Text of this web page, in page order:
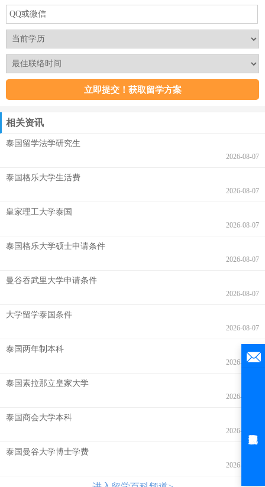
相关资讯
泰国留学法学研究生
2026-08-07
泰国格乐大学生活费
2026-08-07
皇家理工大学泰国
2026-08-07
泰国格乐大学硕士申请条件
2026-08-07
曼谷吞武里大学申请条件
2026-08-07
大学留学泰国条件
2026-08-07
泰国两年制本科
2026-08-07
泰国素拉那立皇家大学
2026-08-07
泰国商会大学本科
2026-08-06
泰国曼谷大学博士学费
2026-08-06